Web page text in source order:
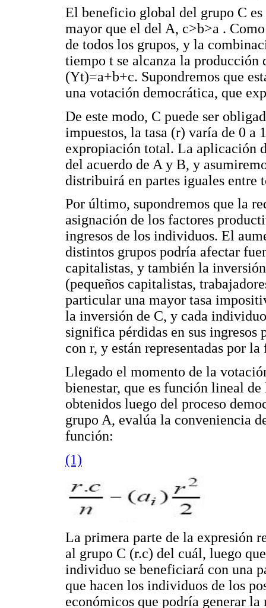
El beneficio global del grupo C
mayor que el del A, c>b>a .
de todos los grupos, y la
tiempo t se alcanza la producción
(Yt)=a+b+c. Supondremos que
una votación democrática, que
De este modo, C puede ser
impuestos, la tasa (r) varía de 0 a
expropiación total. La aplicación
del acuerdo de A y B, y
distribuirá en partes iguales entre
Por último, supondremos que la
asignación de los factores
ingresos de los individuos. El
distintos grupos podría afectar
capitalistas, y también la
(pequeños capitalistas,
particular una mayor tasa
la inversión de C, y cada
significa pérdidas en sus
con r, y están representadas por
Llegado el momento de la
bienestar, que es función lineal
obtenidos luego del proceso
grupo A, evalúa la conveniencia
función:
(1)
La primera parte de la expresión
al grupo C (r.c) del cuál, luego
individuo se beneficiará con una
que hacen los individuos de los
económicos que podría generar